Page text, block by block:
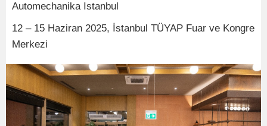
Automechanika Istanbul
12 – 15 Haziran 2025, İstanbul TÜYAP Fuar ve Kongre
Merkezi